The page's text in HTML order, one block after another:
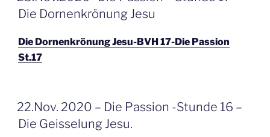
OP
Die Dornenkrönung Jesu
Die Dornenkrönung Jesu-BVH 17-Die Passion
St.17
GEPLAATST
OP
22.Nov. 2020 – Die Passion -Stunde 16 –
Die Geisselung Jesu.